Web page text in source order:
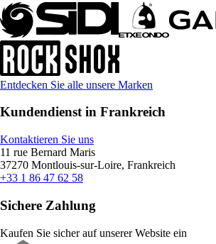
Entdecken Sie alle unsere Marken
Kundendienst in Frankreich
Kontaktieren Sie uns
11 rue Bernard Maris
37270 Montlouis-sur-Loire, Frankreich
+33 1 86 47 62 58
Sichere Zahlung
Kaufen Sie sicher auf unserer Website ein